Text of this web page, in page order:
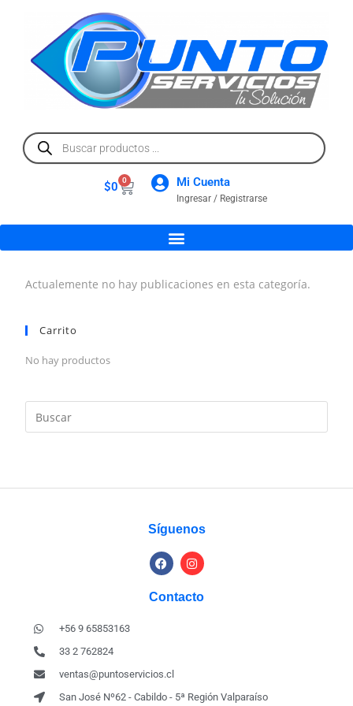
$0 0 Mi Cuenta
Ingresar / Registrarse
Actualemente no hay publicaciones en esta categoría.
Carrito
No hay productos
Síguenos
Contacto
+56 9 65853163
33 2 762824
ventas@puntoservicios.cl
San José Nº62 - Cabildo - 5ª Región Valparaíso